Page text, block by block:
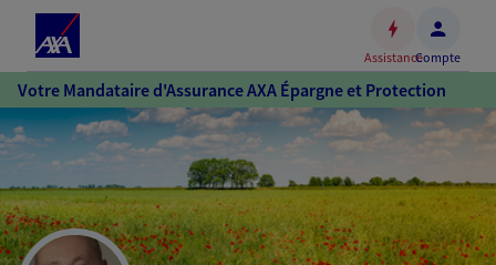
Accéder
au
contenu
principal
Accéder
au
pied
de
AssistanceCompte
Votre Mandataire d'Assurance AXA Épargne et Protection